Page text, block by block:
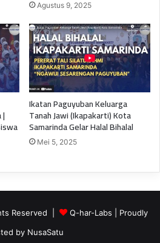
Agustus 9, 2025
|
Ikatan Paguyuban Keluarga
Tanah Jawi (Ikapakarti) Kota
Samarinda Gelar Halal Bihalal
Mei 5, 2025
Reserved | Q-har-Labs | Proudly
by NusaSatu